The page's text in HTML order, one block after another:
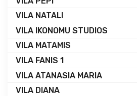
VILA NATALI
VILA IKONOMU STUDIOS
VILA MATAMIS
VILA FANIS 1
VILA ATANASIA MARIA
VILA DIANA